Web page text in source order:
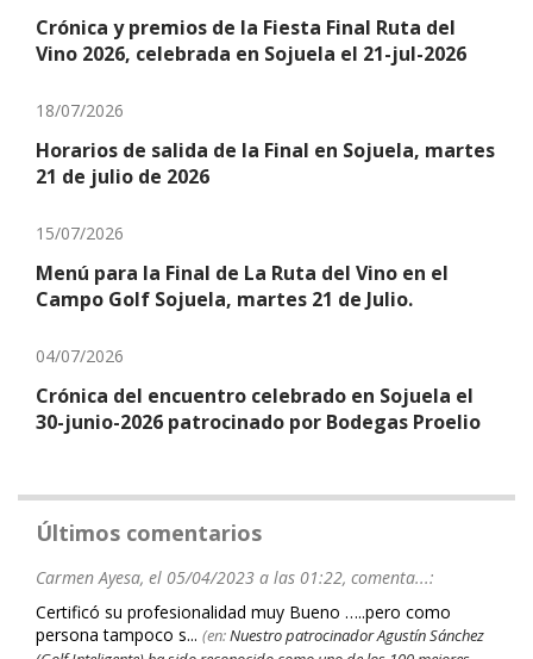
Crónica y premios de la Fiesta Final Ruta del
Vino 2026, celebrada en Sojuela el 21-jul-2026
18/07/2026
Horarios de salida de la Final en Sojuela, martes
21 de julio de 2026
15/07/2026
Menú para la Final de La Ruta del Vino en el
Campo Golf Sojuela, martes 21 de Julio.
04/07/2026
Crónica del encuentro celebrado en Sojuela el
30-junio-2026 patrocinado por Bodegas Proelio
Últimos comentarios
Carmen Ayesa, el 05/04/2023 a las 01:22, comenta...:
Certificó su profesionalidad muy Bueno …..pero como
persona tampoco s... (en:Nuestro patrocinador Agustín Sánchez